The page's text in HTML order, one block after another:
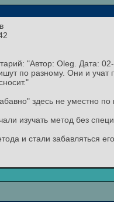
"Автор: Oleg. Дата:
по разному. Они и
здесь не уместно
изучать метод без
и стали забавляться